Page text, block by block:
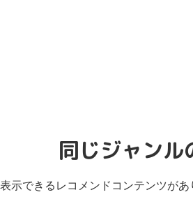
同じジャンル
表示できるレコメンドコンテンツがあ